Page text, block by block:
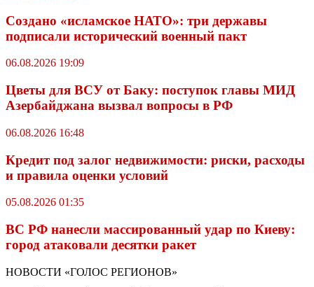
Создано «исламское НАТО»: три державы
подписали исторический военный пакт
06.08.2026 19:09
Цветы для ВСУ от Баку: поступок главы МИД
Азербайджана вызвал вопросы в РФ
06.08.2026 16:48
Кредит под залог недвижимости: риски, расходы
и правила оценки условий
05.08.2026 01:35
ВС РФ нанесли массированный удар по Киеву:
город атаковали десятки ракет
НОВОСТИ «ГОЛОС РЕГИОНОВ»